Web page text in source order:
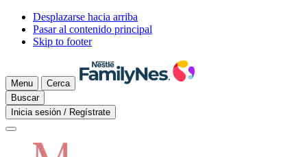
Desplazarse hacia arriba
Pasar al contenido principal
Skip to footer
Menu
Cerca
Buscar
Inicia sesión / Regístrate